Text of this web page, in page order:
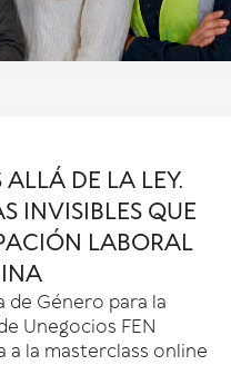
DE LA LEY.
INVISIBLES QUE
LABORAL
de Género para la
Unegocios FEN
a la masterclass online